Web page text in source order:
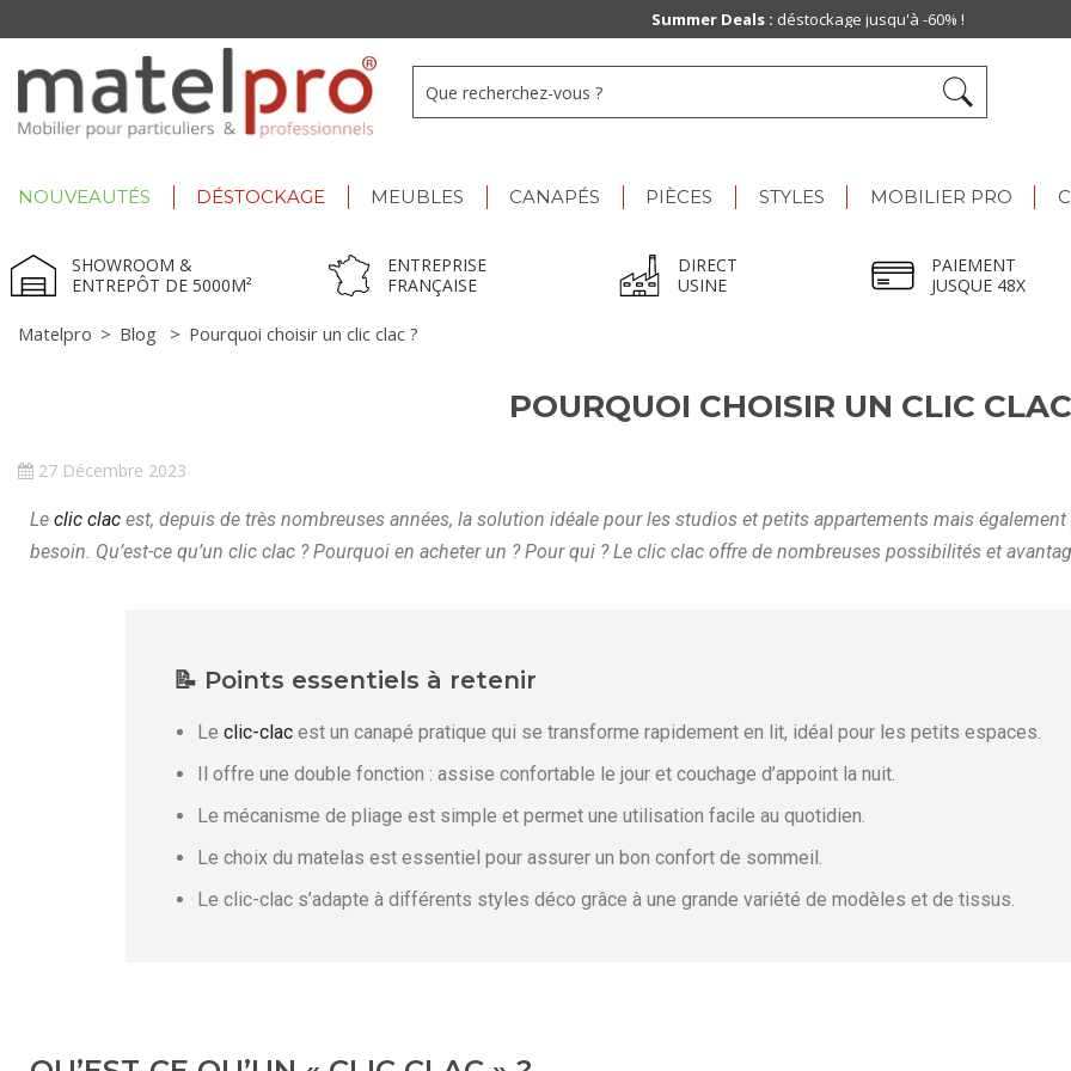
NOUVEAUTÉS DÉSTOCKAGE MEUBLES CANAPÉS PIÈCES STYLES MOBILIER PRO
SHOWROOM &
ENTREPÔT DE 5000M²
ENTREPRISE
FRANÇAISE
DIRECT
USINE
PAIEMENT
JUSQUE 48X
Matelpro > Blog > Pourquoi choisir un clic clac ?
POURQUOI CHOISIR UN CLIC
27 Décembre 2023
Le clic clac est, depuis de très nombreuses années, la solution idéale pour les studios et petits appartements mais
besoin. Qu’est-ce qu’un clic clac ? Pourquoi en acheter un ? Pour qui ? Le clic clac offre de nombreuses possibilités et
📝 Points essentiels à retenir
Le clic-clac est un canapé pratique qui se transforme rapidement en lit, idéal pour les petits espaces.
Il offre une double fonction : assise confortable le jour et couchage d’appoint la nuit.
Le mécanisme de pliage est simple et permet une utilisation facile au quotidien.
Le choix du matelas est essentiel pour assurer un bon confort de sommeil.
Le clic-clac s’adapte à différents styles déco grâce à une grande variété de modèles et de tissus.
Summer Deals : déstockage jusqu'à -60% !